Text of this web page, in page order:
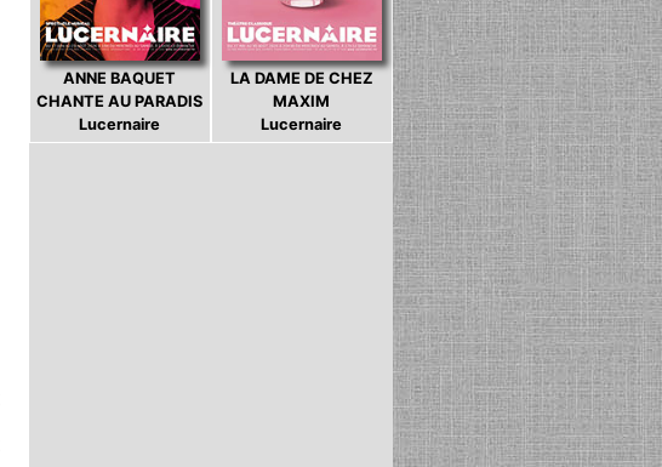
ANNE BAQUET
CHANTE AU PARADIS
Lucernaire
LA DAME DE CHEZ
MAXIM
Lucernaire